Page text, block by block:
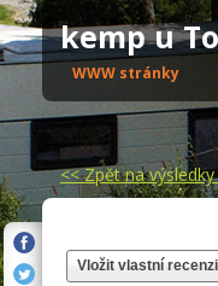
kemp u
WWW stránky
<<Zpět na výsledky
Vložit vlastní recenzi